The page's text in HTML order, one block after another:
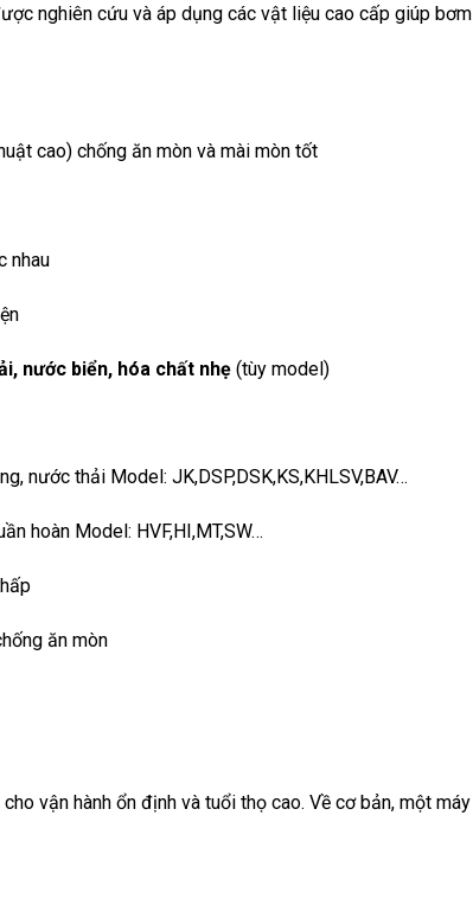
nghiên cứu và áp dụng các vật liệu cao cấp giúp bơm
cao) chống ăn mòn và mài mòn tốt
nhau
nước biển, hóa chất nhẹ (tùy model)
nước thải Model: JK,DSP,DSK,KS,KHLSV,BAV…
hoàn Model: HVF,HI,MT,SW…
ăn mòn
vận hành ổn định và tuổi thọ cao. Về cơ bản, một máy